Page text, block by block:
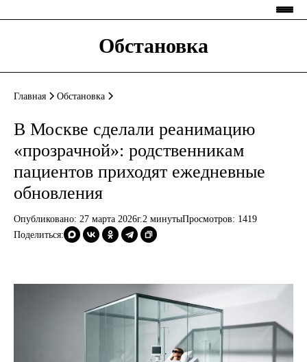
Обстановка
Главная Обстановка
В Москве сделали реанимацию
«прозрачной»: родственникам
пациентов приходят ежедневные
обновления
Опубликовано: 27 марта 2026г.2 минутыПросмотров: 1419
Поделиться: